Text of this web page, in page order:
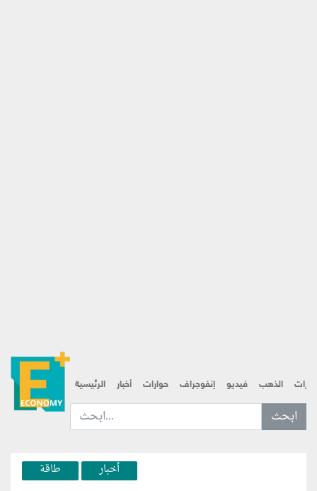
الرئيسية أخبار حوارات إنفوجراف فيديو الذهب
ابحث عن... :
طاقة أخبار